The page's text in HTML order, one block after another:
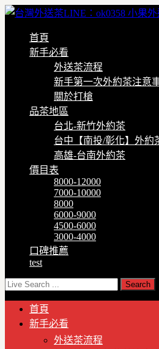
首頁
新手必看
外送茶流程
新手第一次外約茶注意
關於打槍
品茶地區
台北-新竹外約茶
台中【南投/彰化】外約
高雄-台南外約茶
價目表
8000-12000
7000-10000
8000
6000-9000
4500-6000
3000-4000
口碑推薦
test
首頁
新手必看
外送茶流程